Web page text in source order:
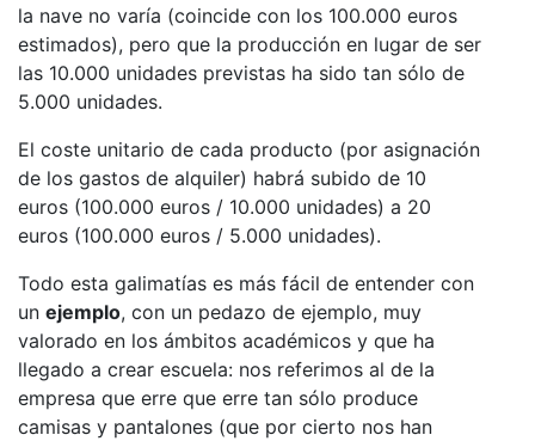
la nave no varía (coincide con los 100.000 euros
estimados), pero que la producción en lugar de ser
las 10.000 unidades previstas ha sido tan sólo de
5.000 unidades.
El coste unitario de cada producto (por asignación
de los gastos de alquiler) habrá subido de 10
euros (100.000 euros / 10.000 unidades) a 20
euros (100.000 euros / 5.000 unidades).
Todo esta galimatías es más fácil de entender con
un ejemplo, con un pedazo de ejemplo, muy
valorado en los ámbitos académicos y que ha
llegado a crear escuela: nos referimos al de la
empresa que erre que erre tan sólo produce
camisas y pantalones (que por cierto nos han